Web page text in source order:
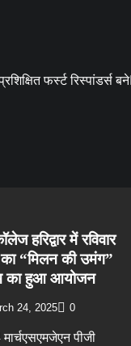
फर्स्ट रिस्पांडर्स बने
हरिद्वार में रविवार
का “मिलन की उमंग”
का हुआ आयोजन
24, 2025 0
मार्चएसएमजेएन पीजी